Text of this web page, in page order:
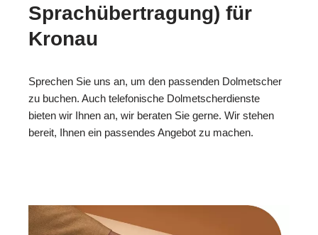
Sprachübertragung) für
Kronau
Sprechen Sie uns an, um den passenden Dolmetscher
zu buchen. Auch telefonische Dolmetscherdienste
bieten wir Ihnen an, wir beraten Sie gerne. Wir stehen
bereit, Ihnen ein passendes Angebot zu machen.